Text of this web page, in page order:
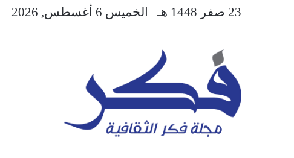
23 صفر 1448 هـ الخميس 6 أغسطس, 2026